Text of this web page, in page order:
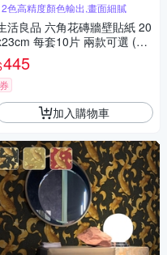
色高精度顏色輸出,畫面細膩
活良品 六角花磚牆壁貼紙 20
每套10片 兩款可選 (防
水即撕即貼)
445
券
加入購物車